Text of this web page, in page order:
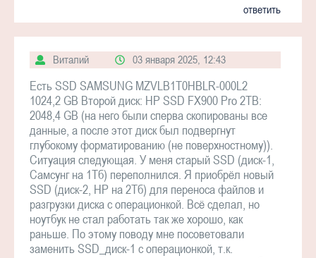
ответить
Виталий 03 января 2025, 12:43
Есть SSD SAMSUNG MZVLB1T0HBLR-000L2
1024,2 GB Второй диск: HP SSD FX900 Pro 2TB:
2048,4 GB (на него были сперва скопированы все
данные, а после этот диск был подвергнут
глубокому форматированию (не поверхностному)).
Ситуация следующая. У меня старый SSD (диск-1,
Самсунг на 1Тб) переполнился. Я приобрёл новый
SSD (диск-2, HP на 2Тб) для переноса файлов и
разгрузки диска с операционкой. Всё сделал, но
ноутбук не стал работать так же хорошо, как
раньше. По этому поводу мне посоветовали
заменить SSD_диск-1 с операционкой, т.к.